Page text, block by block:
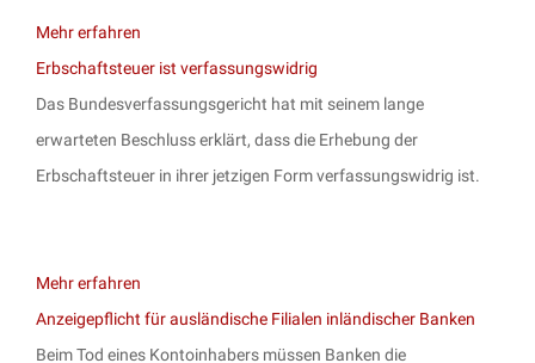
Mehr erfahren
Erbschaftsteuer ist verfassungswidrig
Das Bundesverfassungsgericht hat mit seinem lange
erwarteten Beschluss erklärt, dass die Erhebung der
Erbschaftsteuer in ihrer jetzigen Form verfassungswidrig ist.
Mehr erfahren
Anzeigepflicht für ausländische Filialen inländischer Banken
Beim Tod eines Kontoinhabers müssen Banken die